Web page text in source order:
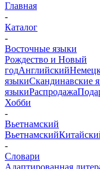
Главная
-
Каталог
-
Восточные языки
Рождество и Новый
годАнглийский
языкиСкандинавские
языкиРаспродажа
Хобби
-
Вьетнамский
Вьетнамский
-
Словари
Адаптированная